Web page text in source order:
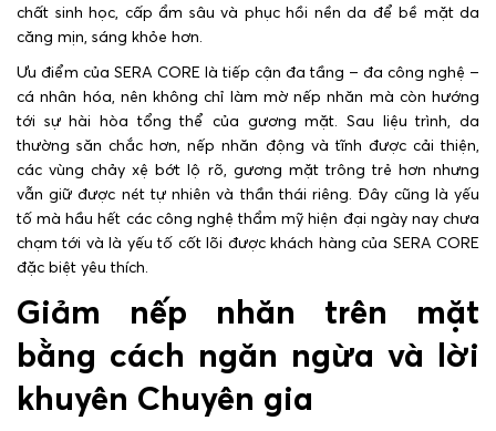
chất sinh học, cấp ẩm sâu và phục hồi nền da để bề mặt da
căng mịn, sáng khỏe hơn.
Ưu điểm của SERA CORE là tiếp cận đa tầng – đa công nghệ –
cá nhân hóa, nên không chỉ làm mờ nếp nhăn mà còn hướng
tới sự hài hòa tổng thể của gương mặt. Sau liệu trình, da
thường săn chắc hơn, nếp nhăn động và tĩnh được cải thiện,
các vùng chảy xệ bớt lộ rõ, gương mặt trông trẻ hơn nhưng
vẫn giữ được nét tự nhiên và thần thái riêng. Đây cũng là yếu
tố mà hầu hết các công nghệ thẩm mỹ hiện đại ngày nay chưa
chạm tới và là yếu tố cốt lõi được khách hàng của SERA CORE
đặc biệt yêu thích.
Giảm nếp nhăn trên mặt
bằng cách ngăn ngừa và lời
khuyên Chuyên gia